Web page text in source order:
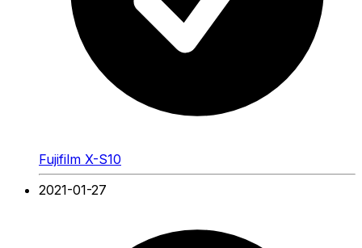
Fujifilm X-S10
2021-01-27